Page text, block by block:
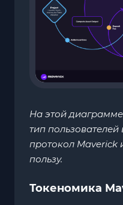
На этой
тип
протокол Maverick
пользу.
Токеномика